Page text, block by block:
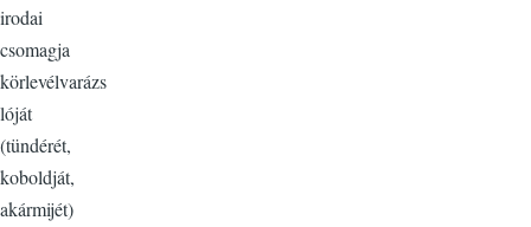
irodai
csomagja
körlevélvarázs
lóját
(tündérét,
koboldját,
akármijét)